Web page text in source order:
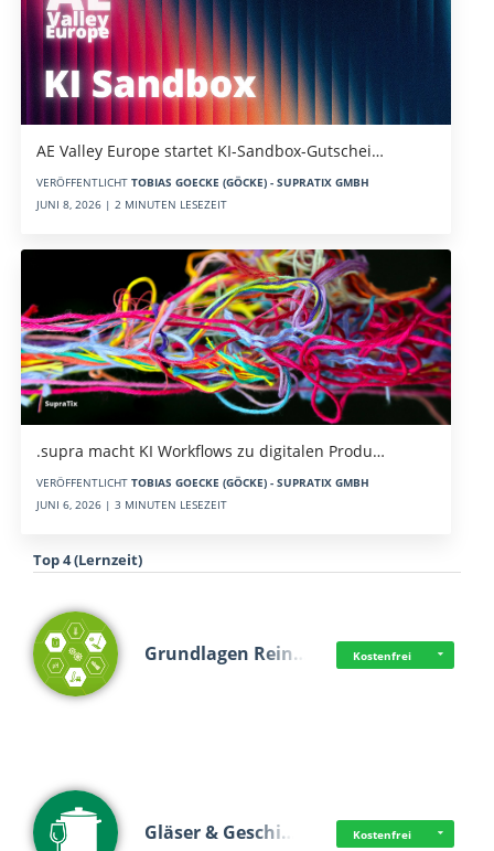
AE Valley Europe startet KI-Sandbox-Gutschei…
VERÖFFENTLICHT TOBIAS GOECKE (GÖCKE) - SUPRATIX GMBH
JUNI 8, 2026 | 2 MINUTEN LESEZEIT
.supra macht KI Workflows zu digitalen Produ…
VERÖFFENTLICHT TOBIAS GOECKE (GÖCKE) - SUPRATIX GMBH
JUNI 6, 2026 | 3 MINUTEN LESEZEIT
Top 4 (Lernzeit)
Grundlagen Rein… Kostenfrei
Gläser & Geschi… Kostenfrei